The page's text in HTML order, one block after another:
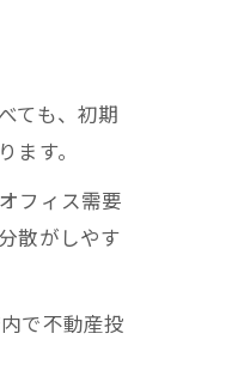
ても、初期
す。
フィス需要
散がしやす
で不動産投